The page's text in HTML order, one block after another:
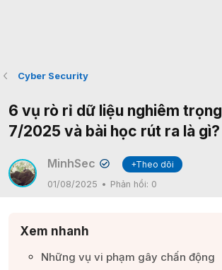
Cyber Security
6 vụ rò rỉ dữ liệu nghiêm
7/2025 và bài học rút ra là gì?
MinhSec ✔
+Theo dõi
01/08/2025
Phản hồi: 0
Xem nhanh
Những vụ vi phạm gây chấn động​